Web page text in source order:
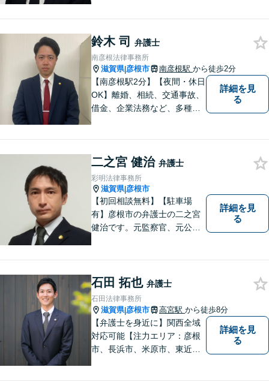
鈴木 司 弁護士
南彦根法律事務所
滋賀県|彦根市 南彦根駅 から徒歩2分
【南彦根駅2分】【夜間・休日
OK】離婚、相続、交通事故、
借金、企業法務など、多種多
をモットーに、皆様それぞれ
に合った解決を図ってまいり
ます。お気軽にご相談くださ
い。
詳細を見
る
二之宮 健治 弁護士
彩明法律事務所
滋賀県|彦根市
【初回相談無料】【駐車場
有】彦根市の弁護士の二之宮
健治です。元監察官、元公務
詳細を見
る
石田 拓也 弁護士
石田法律事務所
滋賀県|彦根市 高宮駅 から徒歩8分
【弁護士を身近に】関西全域
対応可能【注力エリア：彦根
市、長浜市、米原市、東近江
詳細を見
る